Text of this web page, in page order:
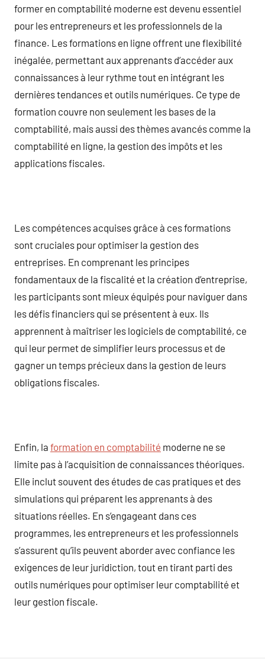
former en comptabilité moderne est devenu essentiel
pour les entrepreneurs et les professionnels de la
finance. Les formations en ligne offrent une flexibilité
inégalée, permettant aux apprenants d’accéder aux
connaissances à leur rythme tout en intégrant les
dernières tendances et outils numériques. Ce type de
formation couvre non seulement les bases de la
comptabilité, mais aussi des thèmes avancés comme la
comptabilité en ligne, la gestion des impôts et les
applications fiscales.
Les compétences acquises grâce à ces formations
sont cruciales pour optimiser la gestion des
entreprises. En comprenant les principes
fondamentaux de la fiscalité et la création d’entreprise,
les participants sont mieux équipés pour naviguer dans
les défis financiers qui se présentent à eux. Ils
apprennent à maîtriser les logiciels de comptabilité, ce
qui leur permet de simplifier leurs processus et de
gagner un temps précieux dans la gestion de leurs
obligations fiscales.
Enfin, la formation en comptabilité moderne ne se
limite pas à l’acquisition de connaissances théoriques.
Elle inclut souvent des études de cas pratiques et des
simulations qui préparent les apprenants à des
situations réelles. En s’engageant dans ces
programmes, les entrepreneurs et les professionnels
s’assurent qu’ils peuvent aborder avec confiance les
exigences de leur juridiction, tout en tirant parti des
outils numériques pour optimiser leur comptabilité et
leur gestion fiscale.